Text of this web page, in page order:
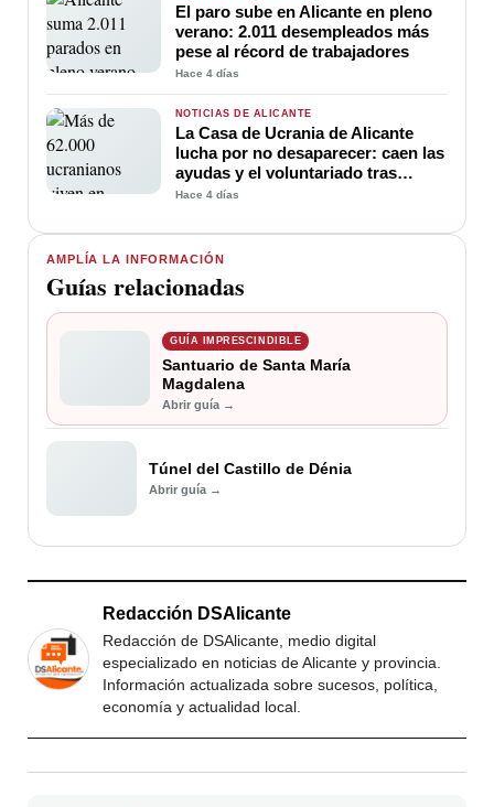
AMPLÍA LA INFORMACIÓN
Guías relacionadas
GUÍA IMPRESCINDIBLE
Santuario de Santa María
Magdalena
Abrir guía →
Túnel del Castillo de Dénia
Abrir guía →
El paro sube en Alicante en pleno
verano: 2.011 desempleados más
pese al récord de trabajadores
Hace 4 días
NOTICIAS DE ALICANTE
La Casa de Ucrania de Alicante
lucha por no desaparecer: caen las
ayudas y el voluntariado tras
cuatro años de guerra
Hace 4 días
Redacción DSAlicante
Redacción de DSAlicante, medio digital
especializado en noticias de Alicante y provincia.
Información actualizada sobre sucesos, política,
economía y actualidad local.